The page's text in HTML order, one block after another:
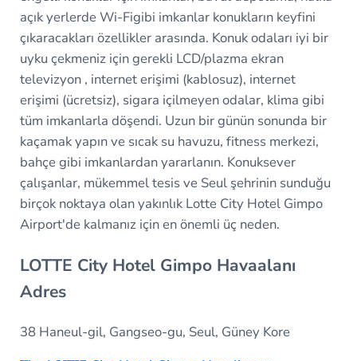
açık yerlerde Wi-Figibi imkanlar konukların keyfini
çıkaracakları özellikler arasında. Konuk odaları iyi bir
uyku çekmeniz için gerekli LCD/plazma ekran
televizyon , internet erişimi (kablosuz), internet
erişimi (ücretsiz), sigara içilmeyen odalar, klima gibi
tüm imkanlarla döşendi. Uzun bir günün sonunda bir
kaçamak yapın ve sıcak su havuzu, fitness merkezi,
bahçe gibi imkanlardan yararlanın. Konuksever
çalışanlar, mükemmel tesis ve Seul şehrinin sunduğu
birçok noktaya olan yakınlık Lotte City Hotel Gimpo
Airport'de kalmanız için en önemli üç neden.
LOTTE City Hotel Gimpo Havaalanı
Adres
38 Haneul-gil, Gangseo-gu, Seul, Güney Kore